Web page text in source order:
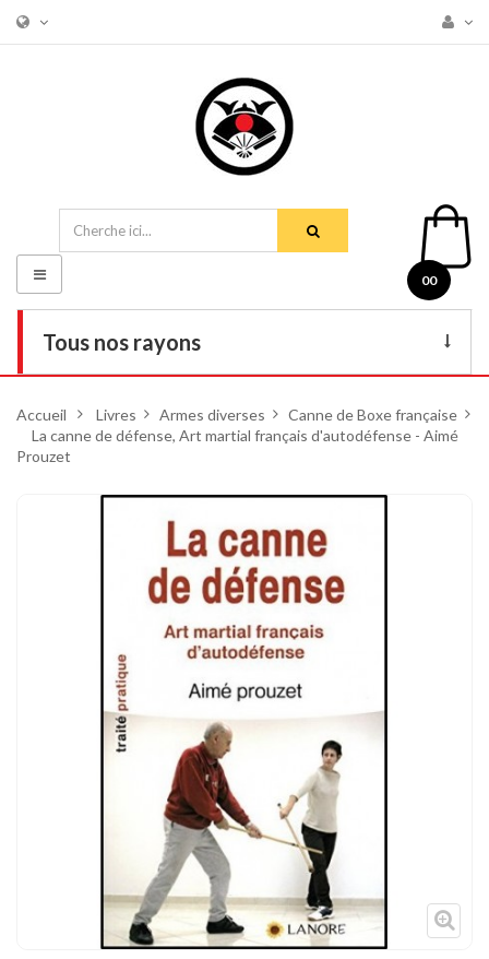
00
Tous nos rayons
DVD
Protections
Cible de frappe
Condition physique
Accessoires
Basculer
la
navigation
Accueil > Livres > Armes diverses > Canne de Boxe française
La canne de défense, Art martial français d'autodéfense - Aimé
Prouzet